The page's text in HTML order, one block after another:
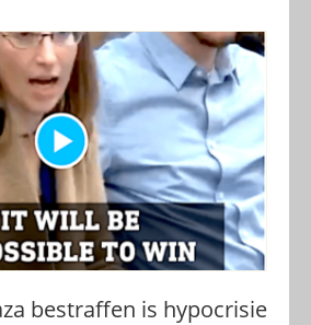
bestraffen is hypocrisie